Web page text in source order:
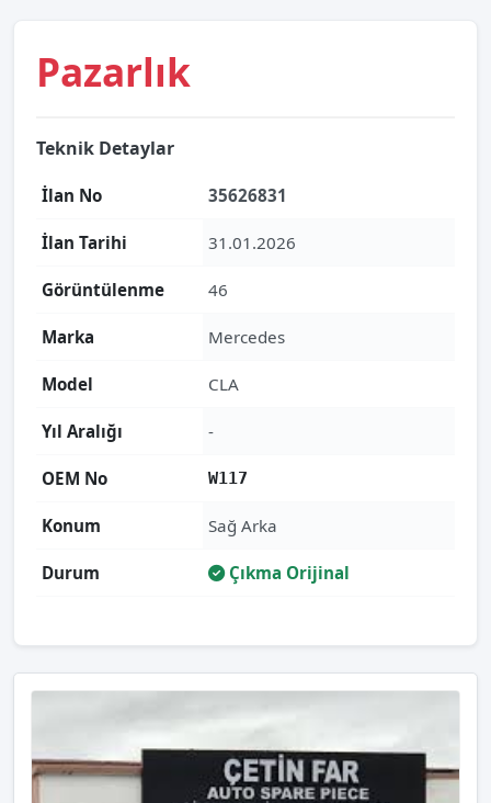
Pazarlık
Teknik Detaylar
İlan No 35626831
İlan Tarihi 31.01.2026
Görüntülenme 46
Marka Mercedes
Model CLA
Yıl Aralığı -
OEM No W117
Konum Sağ Arka
Durum Çıkma Orijinal